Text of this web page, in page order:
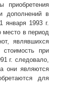
приобретения
дополнений в
января 1993 г.
место в период
являвшихся
при
г. следовало,
они являются
для